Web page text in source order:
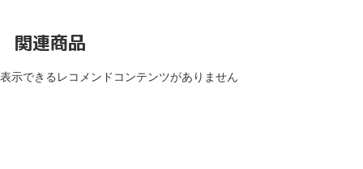
関連商品
表示できるレコメンドコンテンツがありません